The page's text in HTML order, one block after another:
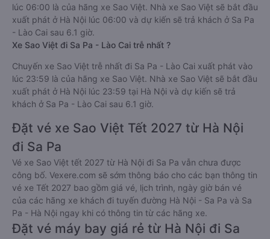
lúc 06:00 là của hãng xe Sao Việt. Nhà xe Sao Việt sẽ bắt đầu
xuất phát ở Hà Nội lúc 06:00 và dự kiến sẽ trả khách ở Sa Pa
- Lào Cai sau 6.1 giờ.
Xe Sao Việt đi Sa Pa - Lào Cai trễ nhất ?
Chuyến xe Sao Việt trễ nhất đi Sa Pa - Lào Cai xuất phát vào
lúc 23:59 là của hãng xe Sao Việt. Nhà xe Sao Việt sẽ bắt đầu
xuất phát ở Hà Nội lúc 23:59 tại Hà Nội và dự kiến sẽ trả
khách ở Sa Pa - Lào Cai sau 6.1 giờ.
Đặt vé xe Sao Việt Tết 2027 từ Hà Nội
đi Sa Pa
Vé xe Sao Việt tết 2027 từ Hà Nội đi Sa Pa vẫn chưa được
công bố. Vexere.com sẽ sớm thông báo cho các bạn thông tin
vé xe Tết 2027 bao gồm giá vé, lịch trình, ngày giờ bán vé
của các hãng xe khách đi tuyến đường Hà Nội - Sa Pa và Sa
Pa - Hà Nội ngay khi có thông tin từ các hãng xe.
Đặt vé máy bay giá rẻ từ Hà Nội đi Sa